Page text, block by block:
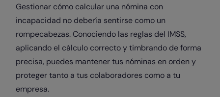
Gestionar cómo calcular una nómina con
incapacidad no debería sentirse como un
rompecabezas. Conociendo las reglas del IMSS,
aplicando el cálculo correcto y timbrando de forma
precisa, puedes mantener tus nóminas en orden y
proteger tanto a tus colaboradores como a tu
empresa.